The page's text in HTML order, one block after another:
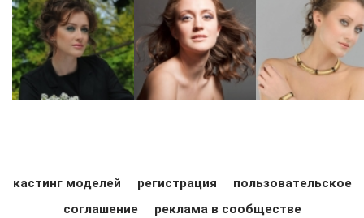
кастинг моделей регистрация
пользовательское
соглашение
реклама в сообществе